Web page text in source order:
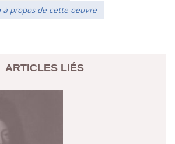
à propos de cette oeuvre
ARTICLES LIÉS